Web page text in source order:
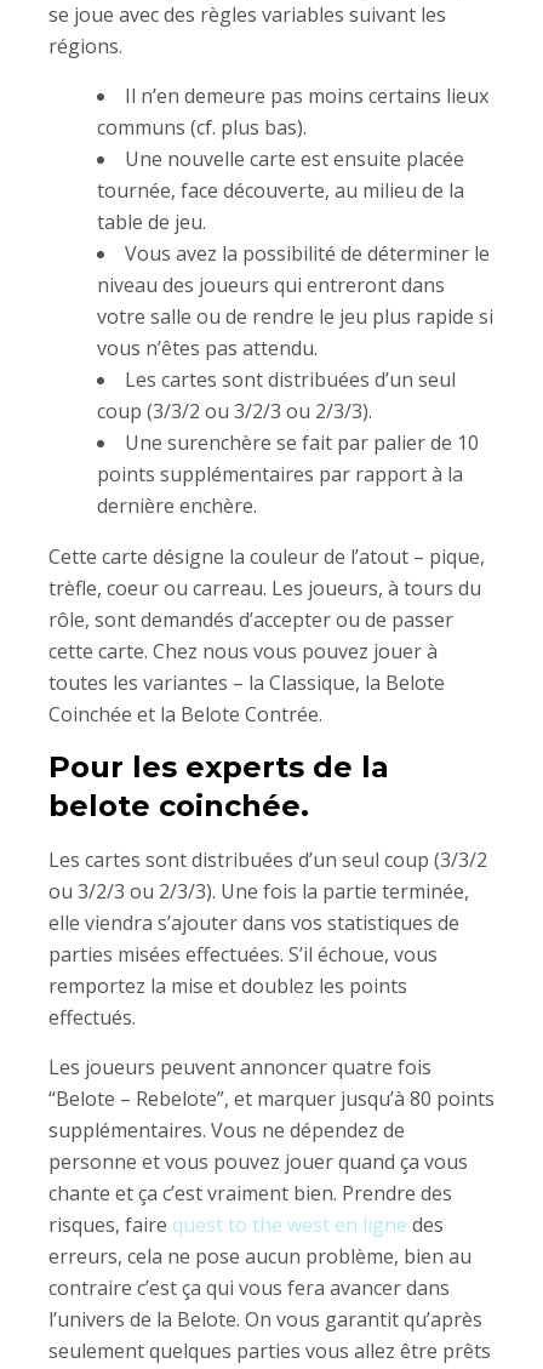
se joue avec des règles variables suivant les
régions.
Il n’en demeure pas moins certains lieux
communs (cf. plus bas).
Une nouvelle carte est ensuite placée
tournée, face découverte, au milieu de la
table de jeu.
Vous avez la possibilité de déterminer le
niveau des joueurs qui entreront dans
votre salle ou de rendre le jeu plus rapide si
vous n’êtes pas attendu.
Les cartes sont distribuées d’un seul
coup (3/3/2 ou 3/2/3 ou 2/3/3).
Une surenchère se fait par palier de 10
points supplémentaires par rapport à la
dernière enchère.
Cette carte désigne la couleur de l’atout – pique,
trèfle, coeur ou carreau. Les joueurs, à tours du
rôle, sont demandés d’accepter ou de passer
cette carte. Chez nous vous pouvez jouer à
toutes les variantes – la Classique, la Belote
Coinchée et la Belote Contrée.
Pour les experts de la
belote coinchée.
Les cartes sont distribuées d’un seul coup (3/3/2
ou 3/2/3 ou 2/3/3). Une fois la partie terminée,
elle viendra s’ajouter dans vos statistiques de
parties misées effectuées. S’il échoue, vous
remportez la mise et doublez les points
effectués.
Les joueurs peuvent annoncer quatre fois
“Belote – Rebelote”, et marquer jusqu’à 80 points
supplémentaires. Vous ne dépendez de
personne et vous pouvez jouer quand ça vous
chante et ça c’est vraiment bien. Prendre des
risques, faire quest to the west en ligne des
erreurs, cela ne pose aucun problème, bien au
contraire c’est ça qui vous fera avancer dans
l’univers de la Belote. On vous garantit qu’après
seulement quelques parties vous allez être prêts